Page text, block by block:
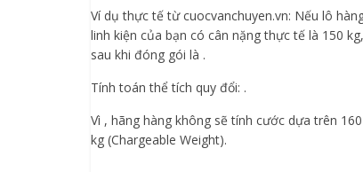
Ví dụ thực tế từ cuocvanchuyen.vn: Nếu lô
linh kiện của bạn có cân nặng thực tế là 150
sau khi đóng gói là .
Tính toán thể tích quy đổi: .
Vì , hãng hàng không sẽ tính cước dựa trên 160
kg (Chargeable Weight).